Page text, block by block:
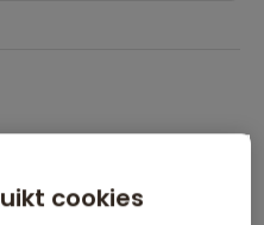
een reis
cookies